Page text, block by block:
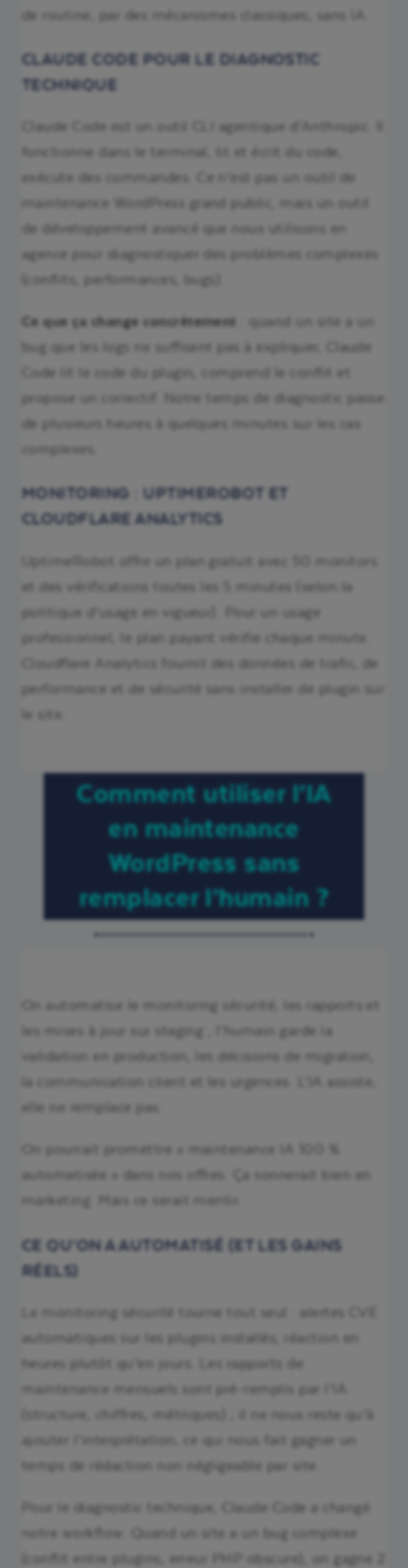
de routine, par des mécanismes classiques, sans IA.
CLAUDE CODE POUR LE DIAGNOSTIC
TECHNIQUE
Claude Code est un outil CLI agentique d’Anthropic. Il
fonctionne dans le terminal, lit et écrit du code,
exécute des commandes. Ce n’est pas un outil de
maintenance WordPress grand public, mais un outil
de développement avancé que nous utilisons en
agence pour diagnostiquer des problèmes complexes
(conflits, performances, bugs).
Ce que ça change concrètement
: quand un site a un
bug que les logs ne suffisent pas à expliquer, Claude
Code lit le code du plugin, comprend le conflit et
propose un correctif. Notre temps de diagnostic passe
de plusieurs heures à quelques minutes sur les cas
complexes.
MONITORING : UPTIMEROBOT ET
CLOUDFLARE ANALYTICS
UptimeRobot offre un plan gratuit avec 50 monitors
et des vérifications toutes les 5 minutes (selon la
politique d’usage en vigueur). Pour un usage
professionnel, le plan payant vérifie chaque minute.
Cloudflare Analytics fournit des données de trafic, de
performance et de sécurité sans installer de plugin sur
le site.
Comment utiliser l’IA
en maintenance
WordPress sans
remplacer l’humain ?
On automatise le monitoring sécurité, les rapports et
les mises à jour sur staging ; l’humain garde la
validation en production, les décisions de migration,
la communication client et les urgences. L’IA assiste,
elle ne remplace pas.
On pourrait promettre « maintenance IA 100 %
automatisée » dans nos offres. Ça sonnerait bien en
marketing. Mais ce serait mentir.
CE QU’ON A AUTOMATISÉ (ET LES GAINS
RÉELS)
Le monitoring sécurité tourne tout seul : alertes CVE
automatiques sur les plugins installés, réaction en
heures plutôt qu’en jours. Les rapports de
maintenance mensuels sont pré-remplis par l’IA
(structure, chiffres, métriques) ; il ne nous reste qu’à
ajouter l’interprétation, ce qui nous fait gagner un
temps de rédaction non négligeable par site.
Pour le diagnostic technique, Claude Code a changé
notre workflow. Quand un site a un bug complexe
(conflit entre plugins, erreur PHP obscure), on gagne 2